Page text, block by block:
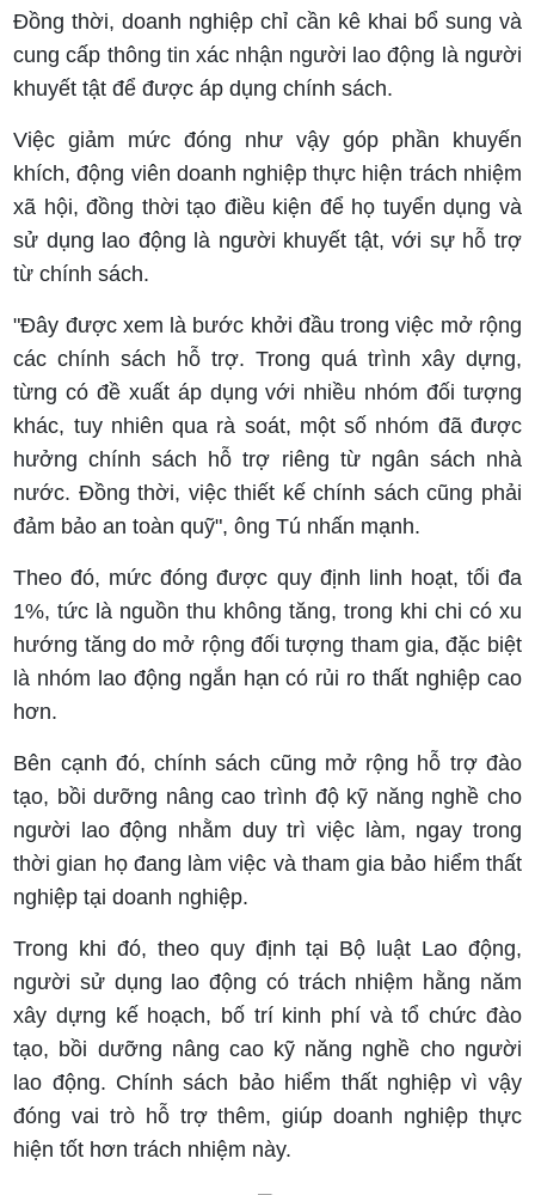
Đồng thời, doanh nghiệp chỉ cần kê khai bổ sung và
cung cấp thông tin xác nhận người lao động là người
khuyết tật để được áp dụng chính sách.
Việc giảm mức đóng như vậy góp phần khuyến
khích, động viên doanh nghiệp thực hiện trách nhiệm
xã hội, đồng thời tạo điều kiện để họ tuyển dụng và
sử dụng lao động là người khuyết tật, với sự hỗ trợ
từ chính sách.
"Đây được xem là bước khởi đầu trong việc mở rộng
các chính sách hỗ trợ. Trong quá trình xây dựng,
từng có đề xuất áp dụng với nhiều nhóm đối tượng
khác, tuy nhiên qua rà soát, một số nhóm đã được
hưởng chính sách hỗ trợ riêng từ ngân sách nhà
nước. Đồng thời, việc thiết kế chính sách cũng phải
đảm bảo an toàn quỹ", ông Tú nhấn mạnh.
Theo đó, mức đóng được quy định linh hoạt, tối đa
1%, tức là nguồn thu không tăng, trong khi chi có xu
hướng tăng do mở rộng đối tượng tham gia, đặc biệt
là nhóm lao động ngắn hạn có rủi ro thất nghiệp cao
hơn.
Bên cạnh đó, chính sách cũng mở rộng hỗ trợ đào
tạo, bồi dưỡng nâng cao trình độ kỹ năng nghề cho
người lao động nhằm duy trì việc làm, ngay trong
thời gian họ đang làm việc và tham gia bảo hiểm thất
nghiệp tại doanh nghiệp.
Trong khi đó, theo quy định tại Bộ luật Lao động,
người sử dụng lao động có trách nhiệm hằng năm
xây dựng kế hoạch, bố trí kinh phí và tổ chức đào
tạo, bồi dưỡng nâng cao kỹ năng nghề cho người
lao động. Chính sách bảo hiểm thất nghiệp vì vậy
đóng vai trò hỗ trợ thêm, giúp doanh nghiệp thực
hiện tốt hơn trách nhiệm này.